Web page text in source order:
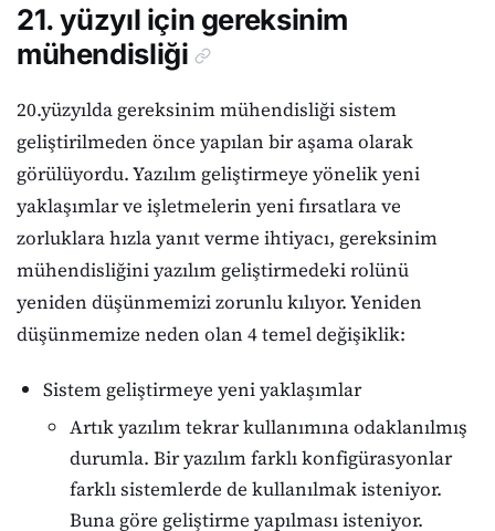
21. yüzyıl için gereksinim
mühendisliği
20.yüzyılda gereksinim mühendisliği sistem
geliştirilmeden önce yapılan bir aşama olarak
görülüyordu. Yazılım geliştirmeye yönelik yeni
yaklaşımlar ve işletmelerin yeni fırsatlara ve
zorluklara hızla yanıt verme ihtiyacı, gereksinim
mühendisliğini yazılım geliştirmedeki rolünü
yeniden düşünmemizi zorunlu kılıyor. Yeniden
düşünmemize neden olan 4 temel değişiklik:
Sistem geliştirmeye yeni yaklaşımlar
Artık yazılım tekrar kullanımına odaklanılmış
durumla. Bir yazılım farklı konfigürasyonlar
farklı sistemlerde de kullanılmak isteniyor.
Buna göre geliştirme yapılması isteniyor.